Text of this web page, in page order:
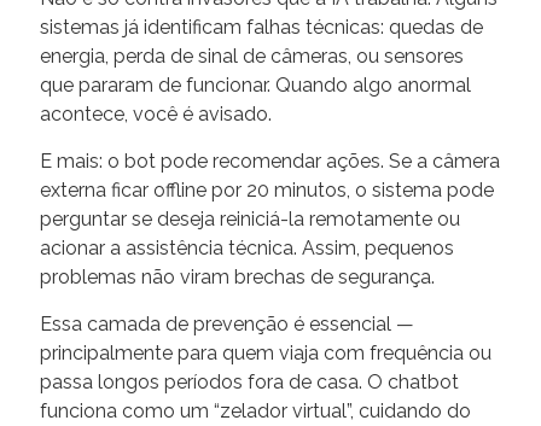
sistemas já identificam falhas técnicas: quedas de
energia, perda de sinal de câmeras, ou sensores
que pararam de funcionar. Quando algo anormal
acontece, você é avisado.
E mais: o bot pode recomendar ações. Se a câmera
externa ficar offline por 20 minutos, o sistema pode
perguntar se deseja reiniciá-la remotamente ou
acionar a assistência técnica. Assim, pequenos
problemas não viram brechas de segurança.
Essa camada de prevenção é essencial —
principalmente para quem viaja com frequência ou
passa longos períodos fora de casa. O chatbot
funciona como um “zelador virtual”, cuidando do